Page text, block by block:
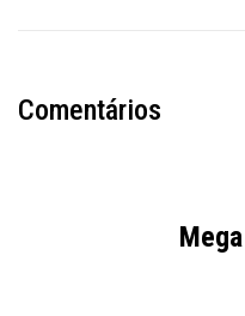
Comentários